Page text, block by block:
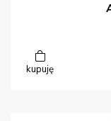
kupuję